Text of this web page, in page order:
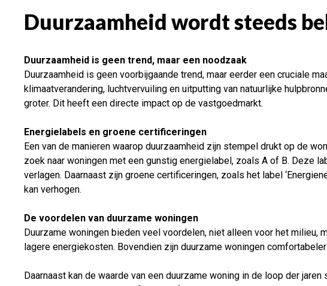
Duurzaamheid wordt steeds
Duurzaamheid is geen trend, maar een noodzaak
Duurzaamheid is geen voorbijgaande trend, maar eerder een cruciale
klimaatverandering, luchtvervuiling en uitputting van natuurlijke
groter. Dit heeft een directe impact op de vastgoedmarkt.
Energielabels en groene certificeringen
Een van de manieren waarop duurzaamheid zijn stempel drukt op de
zoek naar woningen met een gunstig energielabel, zoals A of B. Deze
verlagen. Daarnaast zijn groene certificeringen, zoals het label
kan verhogen.
De voordelen van duurzame woningen
Duurzame woningen bieden veel voordelen, niet alleen voor het milieu,
lagere energiekosten. Bovendien zijn duurzame woningen
Daarnaast kan de waarde van een duurzame woning in de loop der